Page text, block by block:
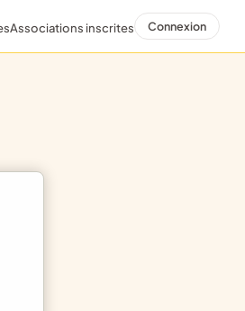
Associations inscrites Connexion